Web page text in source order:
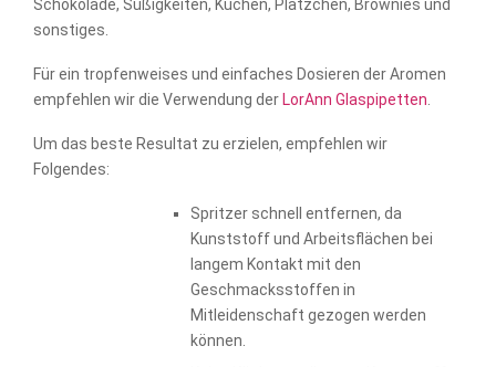
Schokolade, Süßigkeiten, Kuchen, Plätzchen, Brownies und
sonstiges.
Für ein tropfenweises und einfaches Dosieren der Aromen
empfehlen wir die Verwendung der LorAnn Glaspipetten
Um das beste Resultat zu erzielen, empfehlen wir
Folgendes:
Spritzer schnell entfernen, da
Kunststoff und Arbeitsflächen bei
langem Kontakt mit den
Geschmacksstoffen in
Mitleidenschaft gezogen werden
können.